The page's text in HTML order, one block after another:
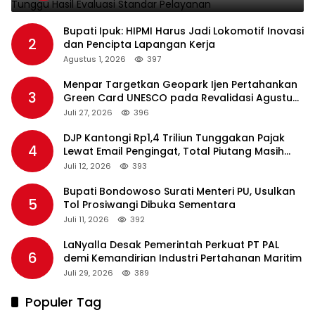
2
Bupati Ipuk: HIPMI Harus Jadi Lokomotif Inovasi
dan Pencipta Lapangan Kerja
Agustus 1, 2026 397
3
Menpar Targetkan Geopark Ijen Pertahankan
Green Card UNESCO pada Revalidasi Agustus
2026
Juli 27, 2026 396
4
DJP Kantongi Rp1,4 Triliun Tunggakan Pajak
Lewat Email Pengingat, Total Piutang Masih
Rp36 Triliun
Juli 12, 2026 393
5
Bupati Bondowoso Surati Menteri PU, Usulkan
Tol Prosiwangi Dibuka Sementara
Juli 11, 2026 392
6
LaNyalla Desak Pemerintah Perkuat PT PAL
demi Kemandirian Industri Pertahanan Maritim
Juli 29, 2026 389
Populer Tag